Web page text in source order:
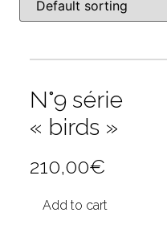
N°9 série
« birds »
210,00€
Add to cart